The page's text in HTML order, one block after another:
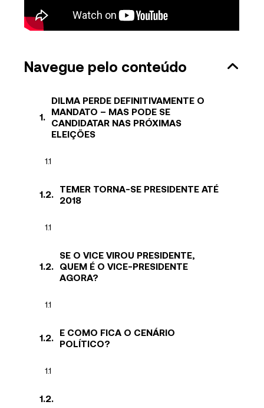
Navegue pelo conteúdo
DILMA PERDE DEFINITIVAMENTE O
MANDATO – MAS PODE SE
CANDIDATAR NAS PRÓXIMAS
ELEIÇÕES
TEMER TORNA-SE PRESIDENTE ATÉ
2018
SE O VICE VIROU PRESIDENTE,
QUEM É O VICE-PRESIDENTE
AGORA?
E COMO FICA O CENÁRIO
POLÍTICO?